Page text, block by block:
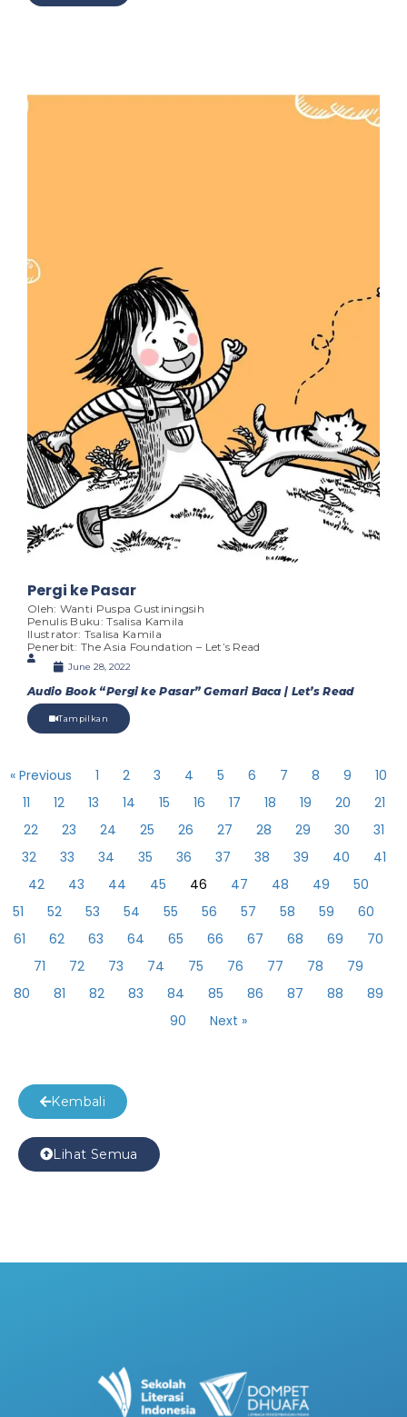
Pergi ke Pasar
Oleh: Wanti Puspa Gustiningsih
Penulis Buku: Tsalisa Kamila
Ilustrator: Tsalisa Kamila
Penerbit: The Asia Foundation – Let’s Read
June 28, 2022
Audio Book “Pergi ke Pasar” Gemari Baca | Let’s Read
Tampilkan
« Previous 1 2 3 4 5 6 7 8 9
10
11
12 13 14 15 16 17 18 19 20
21
22
23 24 25 26 27 28 29 30
31
32
33 34 35 36 37 38 39 40
41
42
43 44 45 46 47 48 49
50
51
52 53 54 55 56 57 58 59
60
61
62 63 64 65 66 67 68 69
70
71
72 73 74 75 76 77 78
79
80
81 82 83 84 85 86 87 88
89
90
Next »
Kembali
Lihat Semua